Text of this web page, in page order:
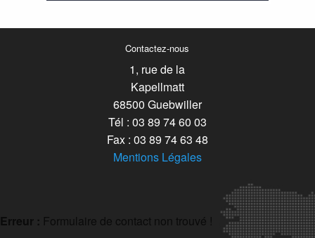
Contactez-nous
1, rue de la
Kapellmatt
68500 Guebwiller
Tél : 03 89 74 60 03
Fax : 03 89 74 63 48
Mentions Légales
Erreur : Formulaire de contact non trouvé !